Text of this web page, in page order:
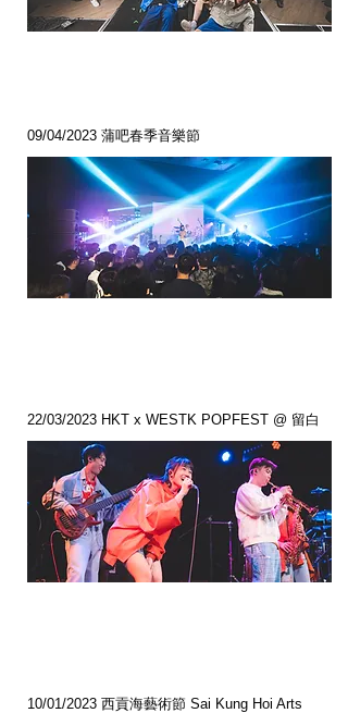
09/04/2023 蒲吧春季音樂節
22/03/2023 HKT x WESTK POPFEST @ 留白
10/01/2023 西貢海藝術節 Sai Kung Hoi Arts